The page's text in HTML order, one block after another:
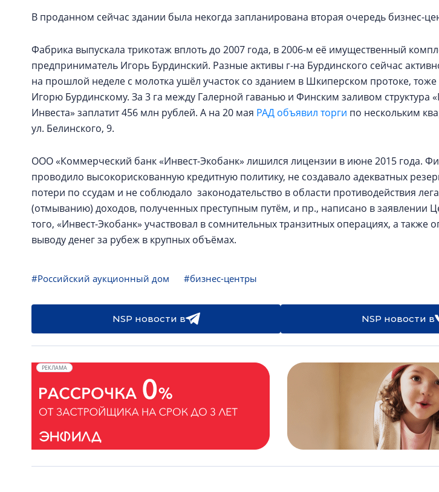
В проданном сейчас здании была некогда запланирована вторая очередь бизнес-
Фабрика выпускала трикотаж вплоть до 2007 года, в 2006-м её имущественный
предприниматель Игорь Бурдинский. Разные активы г-на Бурдинского сейчас
на прошлой неделе с молотка ушёл участок со зданием в Шкиперском протоке,
Игорю Бурдинскому. За 3 га между Галерной гаванью и Финским заливом структура
Инвеста» заплатит 456 млн рублей. А на 20 мая РАД объявил торги по нескольким
ул. Белинского, 9.
ООО «Коммерческий банк «Инвест-Экобанк» лишился лицензии в июне 2015 года.
проводило высокорискованную кредитную политику, не создавало адекватных
потери по ссудам и не соблюдало законодательство в области противодействия
(отмыванию) доходов, полученных преступным путём, и пр., написано в заявлении
того, «Инвест-Экобанк» участвовал в сомнительных транзитных операциях, а также
выводу денег за рубеж в крупных объёмах.
#Российский аукционный дом #бизнес-центры
NSP новости в NSP новости в
РЕКЛАМА